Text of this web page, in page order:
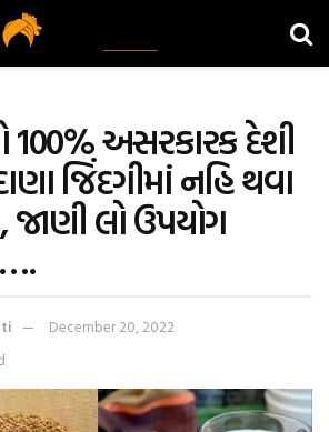
100% અસરકારક દેશી
જિંદગીમાં નહિ થવા
જાણી લો ઉપયોગ
December 20, 2022